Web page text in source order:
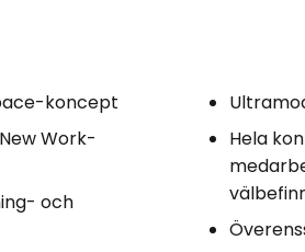
koncept
Work-
och
Hela